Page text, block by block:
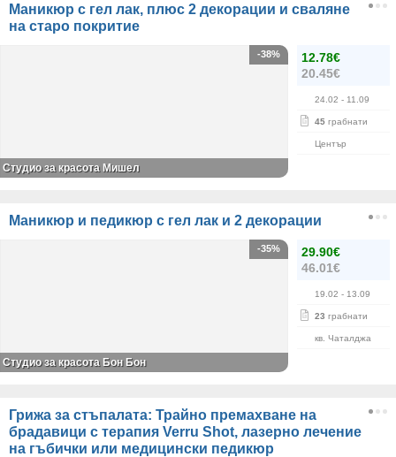
Маникюр с гел лак, плюс 2 декорации и сваляне
на старо покритие
12.78€
20.45€
24.02 - 11.09
45 грабнати
Център
-38%
Студио за красота Мишел
Маникюр и педикюр с гел лак и 2 декорации
29.90€
46.01€
19.02 - 13.09
23 грабнати
кв. Чаталджа
-35%
Студио за красота Бон Бон
Грижа за стъпалата: Трайно премахване на
брадавици с терапия Verru Shot, лазерно лечение
на гъбички или медицински педикюр